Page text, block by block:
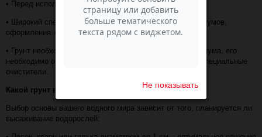
• Перед использованием промыть и прокипятить;
• Широкий спектр применения: для аквариумов, террариумов,
оформления композиций из растений и цветов;
• Грунт необходим для поддержания экосистемы аквариума, его
необходимо очищать по мере загрязнения, используя специальные
очистители.
Какой грунт выбрать?
Выбор основы вашего водного мира зависит от того, планируется ли
высаживание водорослей:
Не показывать